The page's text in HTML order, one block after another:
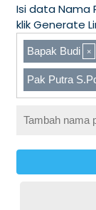
Isi data Nama
klik Generate
Bapak Budi
Pak Putra